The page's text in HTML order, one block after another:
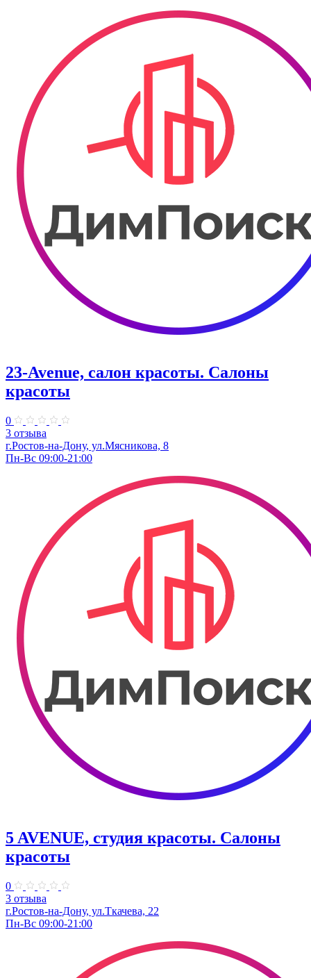
23-Avenue, салон красоты. Салоны
красоты
0
3 отзыва
г.Ростов-на-Дону, ул.Мясникова, 8
Пн-Вс 09:00-21:00
5 AVENUE, студия красоты. Салоны
красоты
0
3 отзыва
г.Ростов-на-Дону, ул.Ткачева, 22
Пн-Вс 09:00-21:00